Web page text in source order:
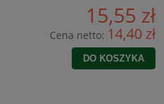
15,55 zł
Cena netto: 14,40 zł
DO KOSZYKA